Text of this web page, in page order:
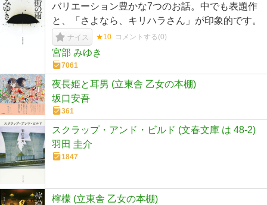
バリエーション豊かな7つのお話。中でも表題作
と、「さよなら、キリハラさん」が印象的です。
ナイス ★10 コメントする(0)
宮部 みゆき
7061
夜長姫と耳男 (立東舎 乙女の本棚)
坂口安吾
361
スクラップ・アンド・ビルド (文春文庫 は 48-2)
羽田 圭介
1847
檸檬 (立東舎 乙女の本棚)